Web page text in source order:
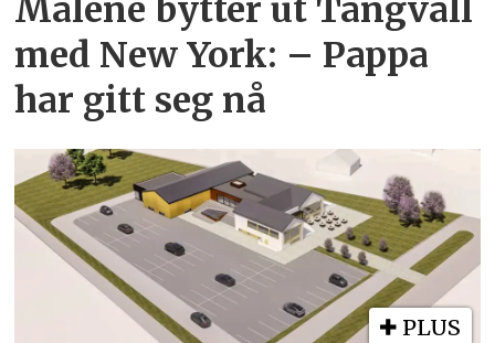
Malene bytter ut Tangvall
med New York: – Pappa
har gitt seg nå
PLUS